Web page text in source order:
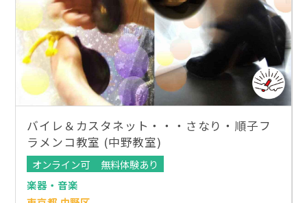
バイレ＆カスタネット・・・さなり・順子フ
ラメンコ教室 (中野教室)
オンライン可
無料体験あり
楽器・音楽